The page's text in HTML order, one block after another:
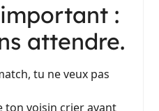
:
attendre.
tu ne veux pas
ton voisin crier avant